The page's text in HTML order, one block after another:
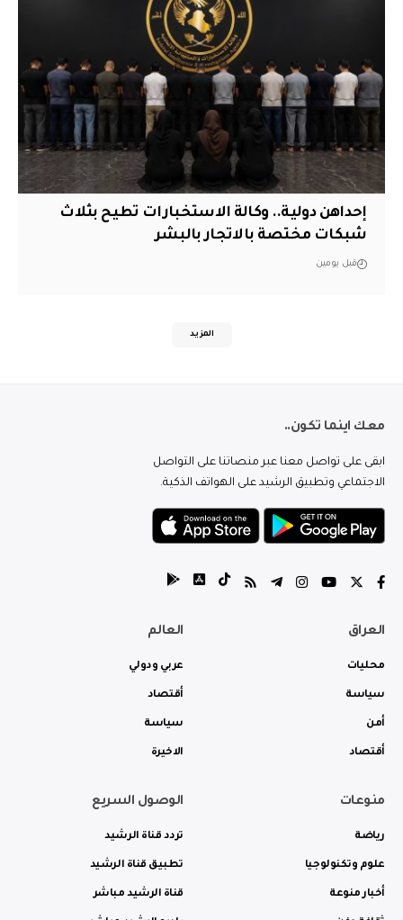
إحداهن دولية.. وكالة الاستخبارات تطيح بثلاث
شبكات مختصة بالاتجار بالبشر
قبل يومين
المزيد
معك اينما تكون..
ابقى على تواصل معنا عبر منصاتنا على التواصل
الاجتماعي وتطبيق الرشيد على الهواتف الذكية.
العراق
محليات
سياسة
أمن
أقتصاد
العالم
عربي ودولي
أقتصاد
سياسة
الاخيرة
منوعات
رياضة
علوم وتكنولوجيا
أخبار منوعة
الوصول السريع
تردد قناة الرشيد
تطبيق قناة الرشيد
قناة الرشيد مباشر